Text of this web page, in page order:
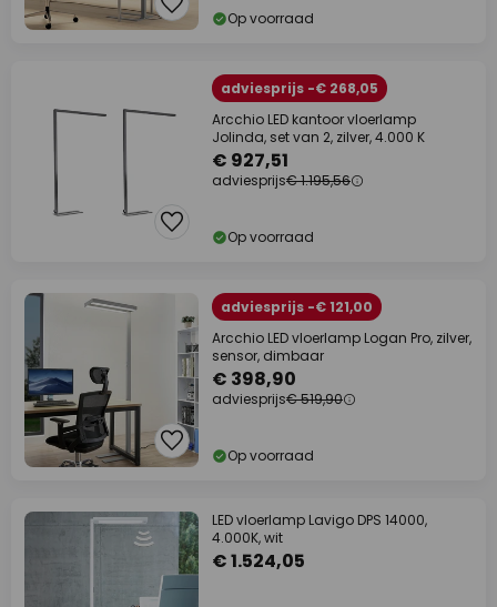
Op voorraad
adviesprijs -€ 268,05
Arcchio LED kantoor vloerlamp
Jolinda, set van 2, zilver, 4.000 K
€ 927,51
adviesprijs€ 1.195,56
Op voorraad
adviesprijs -€ 121,00
Arcchio LED vloerlamp Logan Pro, zilver,
sensor, dimbaar
€ 398,90
adviesprijs€ 519,90
Op voorraad
LED vloerlamp Lavigo DPS 14000,
4.000K, wit
€ 1.524,05